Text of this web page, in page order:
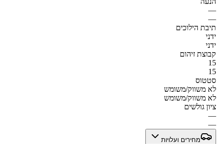
—
—
תיבת הילוכים
ידני
ידני
קבוצת זיהום
15
15
סטטוס
לא משווק/משומש
לא משווק/משומש
ציון גולשים
—
—
מחירים ועלויות